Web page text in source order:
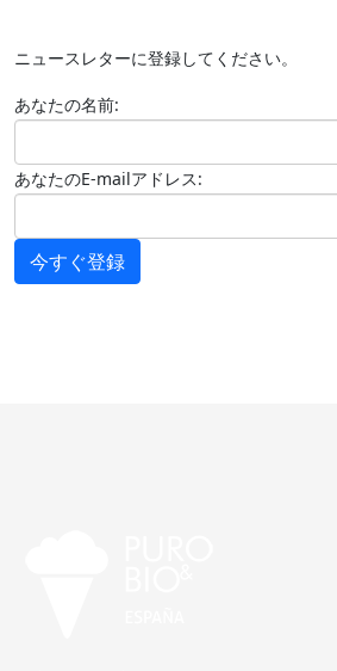
ニュースレターに登録してください。
あなたの名前:
あなたのE-mailアドレス:
今すぐ登録